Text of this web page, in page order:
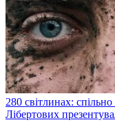
280 світлинах:
Лібертових